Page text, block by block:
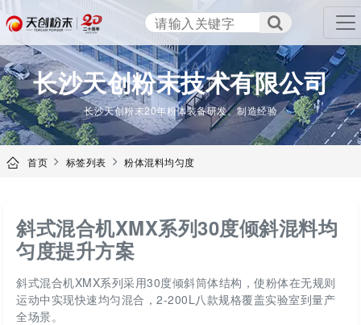
长沙天创粉末技术有限公司
TENCAN
长沙天创粉末20年粉体装备研发、制造经验
首页 标签列表 粉体混料均匀度
斜式混合机XMX系列30度倾斜混料均
匀度提升方案
斜式混合机XMX系列采用30度倾斜筒体结构，使粉体在无规则
运动中实现快速均匀混合，2-200L八款规格覆盖实验室到量产
全场景。